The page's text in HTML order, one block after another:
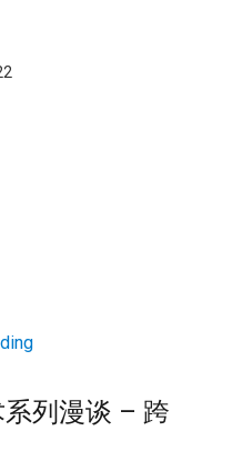
列漫谈 – 跨